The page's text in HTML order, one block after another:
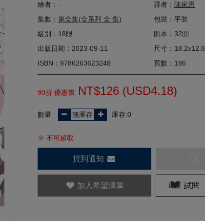
繪者：-
譯者： 陳家恩
集數： 第全集(全系列 全 集)
包裝：平裝
級別：18限
開本：32開
出版日期：2023-09-11
尺寸：18.2x12.8
ISBN：9786263623248
頁數：186
90折 優惠價 NT$126 (USD4.18)
數量 庫存:0
※ 不可超取
貨到通知
加入希望清單 試閱